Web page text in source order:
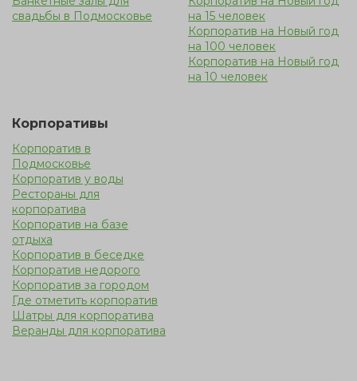
свадьбы в Подмосковье
на 15 человек
Корпоратив на Новый год
на 100 человек
Корпоратив на Новый год
на 10 человек
Корпоративы
Корпоратив в
Подмосковье
Корпоратив у воды
Рестораны для
корпоратива
Корпоратив на базе
отдыха
Корпоратив в беседке
Корпоратив недорого
Корпоратив за городом
Где отметить корпоратив
Шатры для корпоратива
Веранды для корпоратива